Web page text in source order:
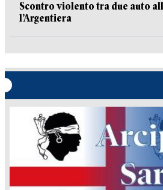
Scontro violento tra due auto
l’Argentiera